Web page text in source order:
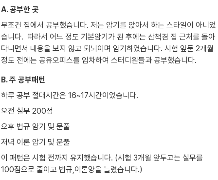
A. 공부한 곳
무조건 집에서 공부했습니다. 저는 암기를 앉아서 하는 스타일이 아니었
습니다.  따라서 어느 정도 기본암기가 된 후에는 산책겸 집 근처를 돌아
다니면서 내용을 보지 않고 되뇌이며 암기하였습니다. 시험 앞둔 2개월
정도 전에는 공유오피스를 임차하여 스터디원들과 공부했습니다.
B. 주 공부패턴
하루 공부 절대시간은 16~17시간이었습니다.
오전 실무 200점
오후 법규 암기 및 문풀
저녁 이론 암기 및 문풀
이 패턴은 시험 전까지 유지했습니다. (시험 3개월 앞두고는 실무를
100점으로 줄이고 법규,이론양을 늘렸습니다.)